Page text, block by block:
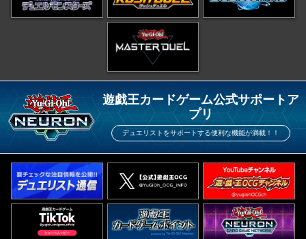
遊戯王カードゲーム公式サポートア
プリ
デュエリストをサポートする便利な機能が満載！！